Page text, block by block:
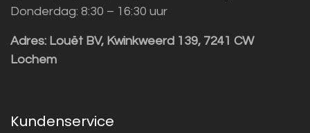
Donderdag: 8:30 – 16:30 uur
Adres: Louët BV, Kwinkweerd 139, 7241 CW
Lochem
Kundenservice